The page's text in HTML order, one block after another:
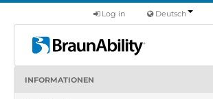
Deutsch
Log in
INFORMATIONEN